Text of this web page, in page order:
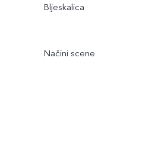
Bljeskalica
Načini scene